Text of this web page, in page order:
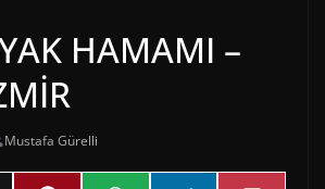
HAMAMI –
Mustafa Gürelli